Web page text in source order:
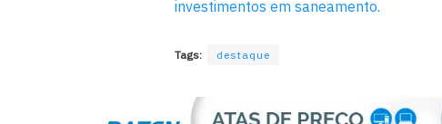
investimentos em saneamento.
Tags: destaque